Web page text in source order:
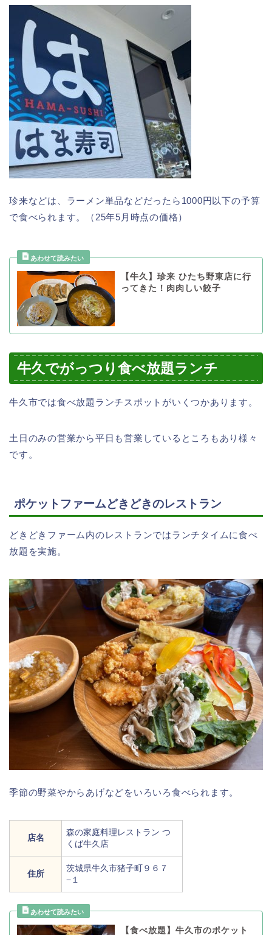
珍来などは、ラーメン単品などだったら1000円以下の予算
で食べられます。（25年5月時点の価格）
【牛久】珍来 ひたち野東店に行
ってきた！肉肉しい餃子
牛久でがっつり食べ放題ランチ
牛久市では食べ放題ランチスポットがいくつかあります。
土日のみの営業から平日も営業しているところもあり様々
です。
ポケットファームどきどきのレストラン
どきどきファーム内のレストランではランチタイムに食べ
放題を実施。
季節の野菜やからあげなどをいろいろ食べられます。
店名
森の家庭料理レストラン つ
くば牛久店
住所
茨城県牛久市猪子町９６７
−１
【食べ放題】牛久市のポケット